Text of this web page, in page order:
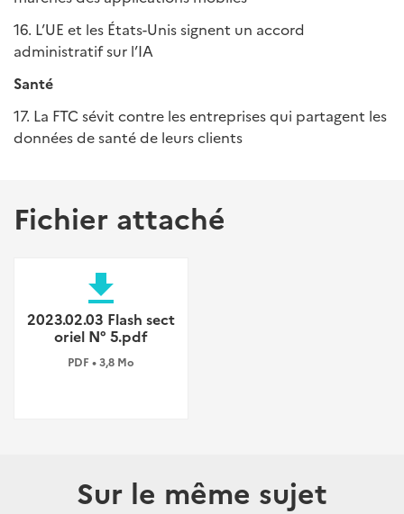
16. L’UE et les États-Unis signent un accord
administratif sur l’IA
Santé
17. La FTC sévit contre les entreprises qui partagent les
données de santé de leurs clients
Fichier attaché
file_download
2023.02.03 Flash sect
oriel N° 5.pdf
PDF • 3,8 Mo
Sur le même sujet